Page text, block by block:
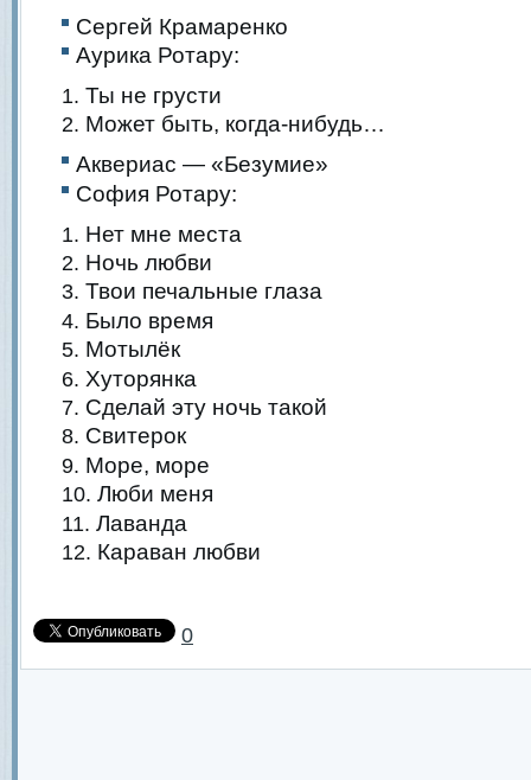
Сергей Крамаренко
Аурика Ротару:
Ты не грусти
Может быть, когда-нибудь…
Аквериас — «Безумие»
София Ротару:
Нет мне места
Ночь любви
Твои печальные глаза
Было время
Мотылёк
Хуторянка
Сделай эту ночь такой
Свитерок
Море, море
Люби меня
Лаванда
Караван любви
0